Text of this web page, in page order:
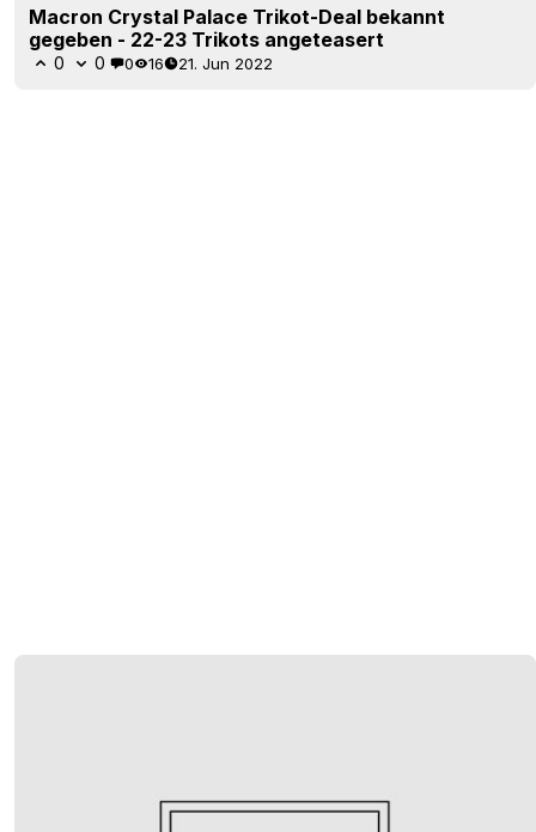
Macron Crystal Palace Trikot-Deal bekannt
gegeben - 22-23 Trikots angeteasert
0 0 0 16 21. Jun 2022